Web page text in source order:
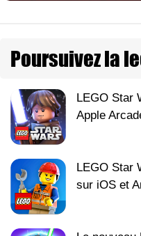
Poursuivez la
LEGO Star
Apple
LEGO Star
sur iOS et